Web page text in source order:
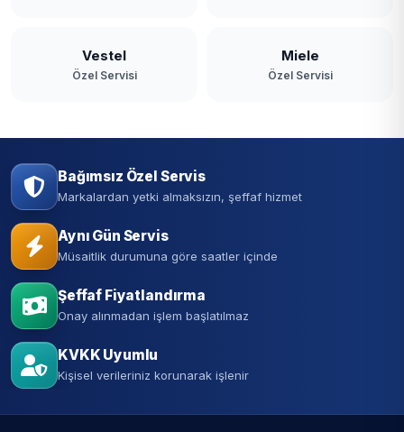
Vestel
Özel Servisi
Miele
Özel Servisi
Bağımsız Özel Servis
Markalardan yetki almaksızın, şeffaf hizmet
Aynı Gün Servis
Müsaitlik durumuna göre saatler içinde
Şeffaf Fiyatlandırma
Onay alınmadan işlem başlatılmaz
KVKK Uyumlu
Kişisel verileriniz korunarak işlenir